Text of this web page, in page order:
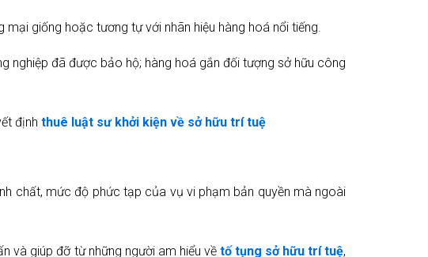
giống hoặc tương tự với nhãn hiệu hàng hoá nổi tiếng.
đã được bảo hộ; hàng hoá gắn đối tượng sở hữu công
định thuê luật sư khởi kiện về sở hữu trí tuệ
chất, mức độ phức tạp của vụ vi phạm bản quyền mà ngoài
và giúp đỡ từ những người am hiểu vềtố tụng sở hữu trí tuệ,